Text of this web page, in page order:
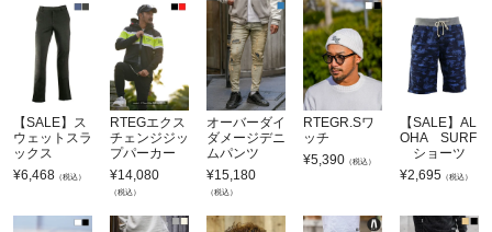
【SALE】ス
ウェットスラ
ックス
¥6,468 （税込）
RTEGエクス
チェンジジッ
プパーカー
¥14,080
（税込）
オーバーダイ
ダメージデニ
ムパンツ
¥15,180
（税込）
RTEGR.Sワ
ッチ
¥5,390 （税込）
【SALE】AL
OHA SURF
ショーツ
¥2,695 （税込）